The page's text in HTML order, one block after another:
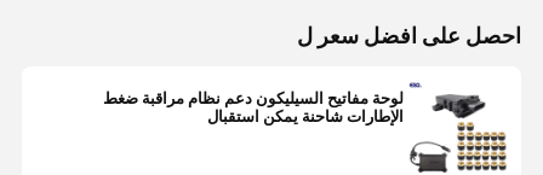
احصل على افضل سعر ل
لوحة مفاتيح السيليكون دعم نظام مراقبة ضغط
الإطارات شاحنة يمكن استقبال